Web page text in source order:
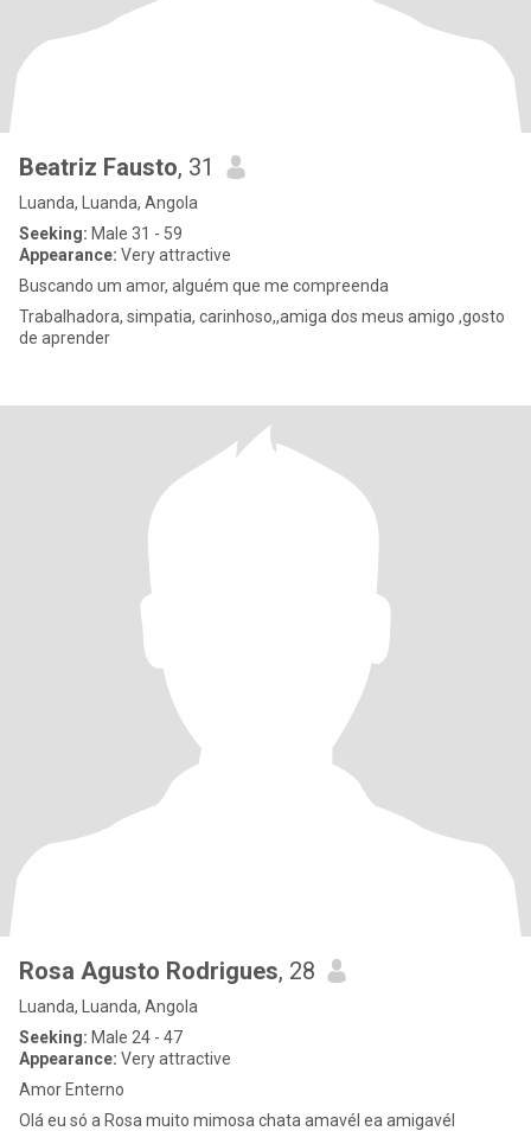
Beatriz Fausto, 31
Luanda, Luanda, Angola
Seeking: Male 31 - 59
Appearance: Very attractive
Buscando um amor, alguém que me compreenda
Trabalhadora, simpatia, carinhoso,,amiga dos meus amigo ,gosto
de aprender
Rosa Agusto Rodrigues, 28
Luanda, Luanda, Angola
Seeking: Male 24 - 47
Appearance: Very attractive
Amor Enterno
Olá eu só a Rosa muito mimosa chata amavél ea amigavél